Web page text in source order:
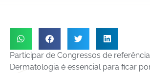
Participar de Congressos de
Dermatologia é essencial para ficar